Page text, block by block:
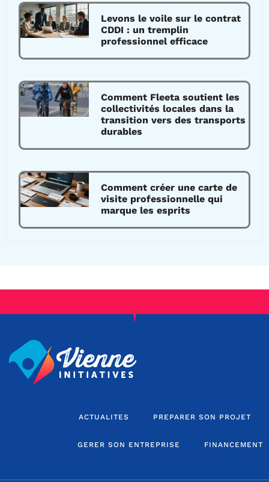
Levons le voile sur le contrat
CDDI : un tremplin
professionnel efficace
Comment Fleeta soutient les
collectivités locales dans la
transition vers des transports
durables
Comment créer une carte de
visite professionnelle qui
marque les esprits
ACTUALITES PREPARER SON PROJET
GERER SON ENTREPRISE FINANCEMENT